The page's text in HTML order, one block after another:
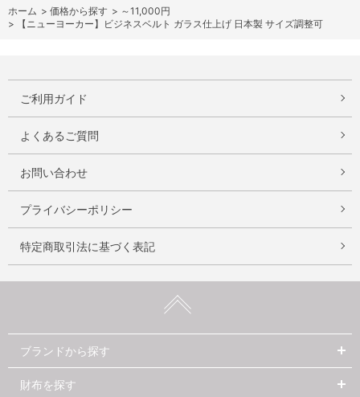
ホーム > 価格から探す > ～11,000円
>
【ニューヨーカー】ビジネスベルト ガラス仕上げ 日本製 サイズ調整可
ご利用ガイド
よくあるご質問
お問い合わせ
プライバシーポリシー
特定商取引法に基づく表記
ブランドから探す
財布を探す